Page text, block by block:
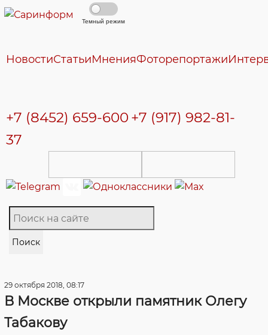
Темный режим
НовостиСтатьиМненияФоторепортажи
+7 (8452) 659-600 +7 (917) 982-81-
37
Поиск
29 октября 2018, 08:17
В Москве открыли памятник Олегу
Табакову